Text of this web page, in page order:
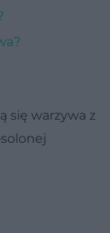
się warzywa z